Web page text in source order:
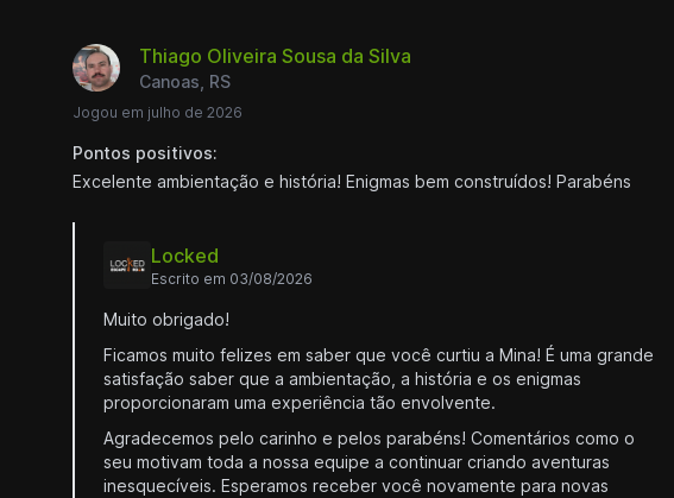
Thiago Oliveira Sousa da Silva
Canoas, RS
Jogou em julho de 2026
Pontos positivos:
Excelente ambientação e história! Enigmas bem construídos! Parabéns
Locked
Escrito em 03/08/2026
Muito obrigado!
Ficamos muito felizes em saber que você curtiu a Mina! É uma grande
satisfação saber que a ambientação, a história e os enigmas
proporcionaram uma experiência tão envolvente.
Agradecemos pelo carinho e pelos parabéns! Comentários como o
seu motivam toda a nossa equipe a continuar criando aventuras
inesquecíveis. Esperamos receber você novamente para novas